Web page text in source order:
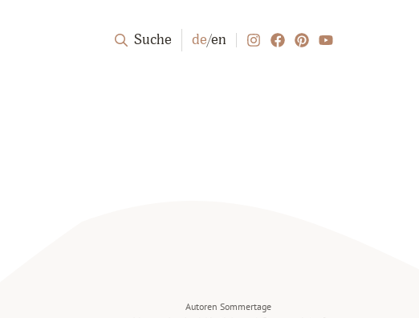
Suche de/en
Autoren Sommertage